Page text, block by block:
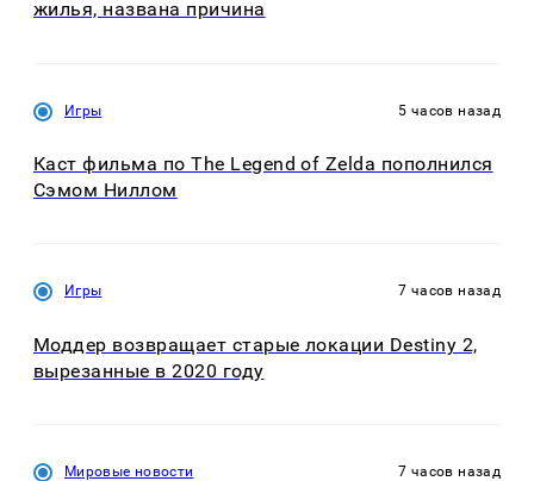
жилья, названа причина
Игры 5 часов назад
Каст фильма по The Legend of Zelda пополнился
Сэмом Ниллом
Игры 7 часов назад
Моддер возвращает старые локации Destiny 2,
вырезанные в 2020 году
Мировые новости 7 часов назад